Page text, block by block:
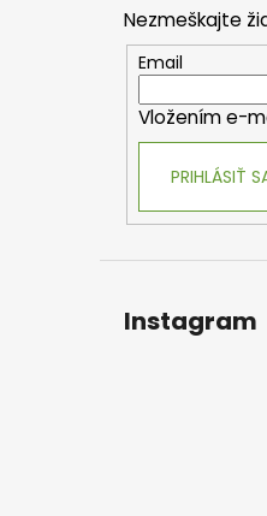
Nezmeškajte
Email
Vložením e-
PRIHLÁSIŤ
Instagram